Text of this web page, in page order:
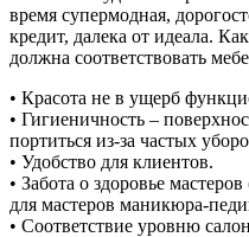
время супермодная,
кредит, далека от идеала.
должна соответствовать
• Красота не в ущерб
• Гигиеничность –
портиться из-за частых
• Удобство для клиентов.
• Забота о здоровье
для мастеров маникюра-
• Соответствие уровню